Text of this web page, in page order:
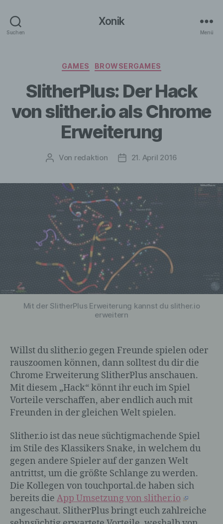
Suchen
Xonik
Menü
Kategorien
GAMES BROWSERGAMES
SlitherPlus: Der Hack
von slither.io als Chrome
Erweiterung
Beitragsautor
Von redaktion Veröffentlichungsdatum
21. April 2016
Mit der SlitherPlus Erweiterung kannst du slither.io
erweitern
Willst du slither.io gegen Freunde spielen oder
rauszoomen können, dann solltest du dir die
Chrome Erweiterung SlitherPlus anschauen.
Mit diesem „Hack“ könnt ihr euch im Spiel
Vorteile verschaffen, aber endlich auch mit
Freunden in der gleichen Welt spielen.
Slither.io ist das neue süchtigmachende Spiel
im Stile des Klassikers Snake, in welchem du
gegen andere Spieler auf der ganzen Welt
antrittst, um die größte Schlange zu werden.
Die Kollegen von touchportal.de haben sich
bereits die App Umsetzung von slither.io
angeschaut. SlitherPlus bringt euch zahlreiche